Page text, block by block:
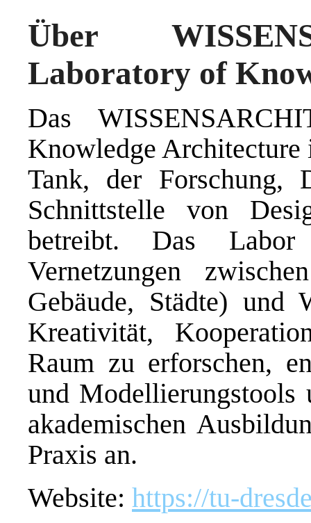
Über
Laboratory of
Das
Knowledge
Tank, der Forschung,
Schnittstelle von
betreibt. Das
Vernetzungen
Gebäude, Städte) und
Kreativität,
Raum zu erforschen,
und Modellierungstools
akademischen
Praxis an.
Website: https://tu-